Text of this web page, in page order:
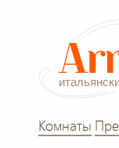
Комнаты